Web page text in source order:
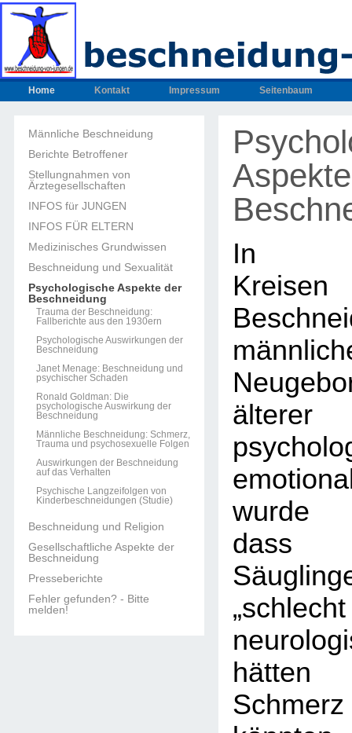
Home Kontakt Impressum Seitenbaum
Männliche Beschneidung
Berichte Betroffener
Stellungnahmen von
Ärztegesellschaften
INFOS für JUNGEN
INFOS FÜR ELTERN
Medizinisches Grundwissen
Beschneidung und Sexualität
Psychologische Aspekte der
Beschneidung
Trauma der Beschneidung:
Fallberichte aus den 1930ern
Psychologische Auswirkungen der
Beschneidung
Janet Menage: Beschneidung und
psychischer Schaden
Ronald Goldman: Die
psychologische Auswirkung der
Beschneidung
Männliche Beschneidung: Schmerz,
Trauma und psychosexuelle Folgen
Auswirkungen der Beschneidung
auf das Verhalten
Psychische Langzeifolgen von
Kinderbeschneidungen (Studie)
Beschneidung und Religion
Gesellschaftliche Aspekte der
Beschneidung
Presseberichte
Fehler gefunden? - Bitte
melden!
In
älterer
wurde
dass
hätten